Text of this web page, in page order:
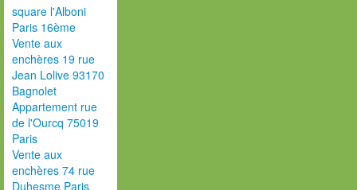
square l'Alboni
Paris 16ème
Vente aux
enchères 19 rue
Jean Lolive 93170
Bagnolet
Appartement rue
de l'Ourcq 75019
Paris
Vente aux
enchères 74 rue
Duhesme Paris